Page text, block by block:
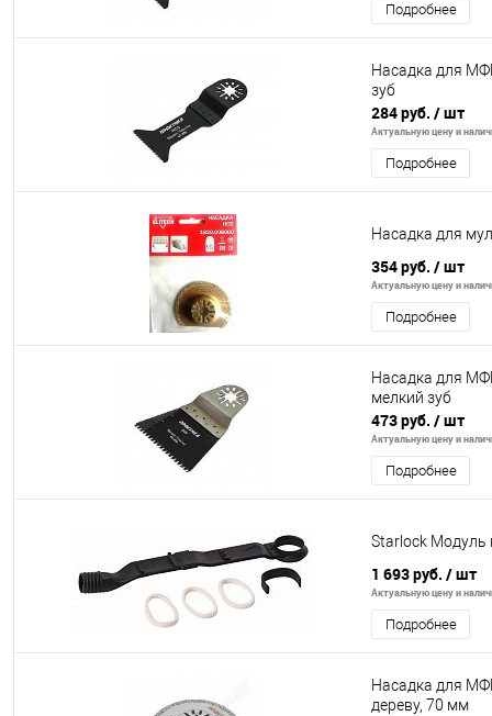
Подробнее
Насадка для
зуб
284 руб. / шт
Актуальную цену и
Подробнее
Насадка для
354 руб. / шт
Актуальную цену и
Подробнее
Насадка для
мелкий зуб
473 руб. / шт
Актуальную цену и
Подробнее
Starlock Модуль
1 693 руб. / шт
Актуальную цену и
Подробнее
Насадка для
дереву, 70 мм